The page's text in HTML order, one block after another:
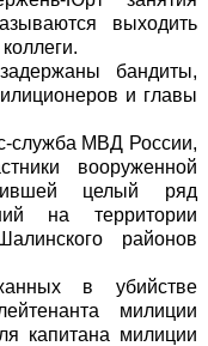
выходить
бандиты,
и главы
служба МВД России,
вооруженной
целый ряд
на территории
районов
в убийстве
милиции
капитана милиции